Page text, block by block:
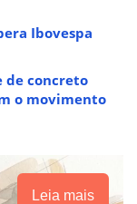
Ibovespa
de concreto
o movimento
Leia mais